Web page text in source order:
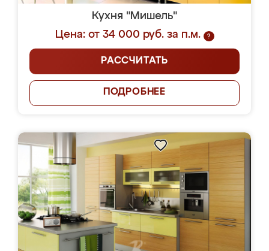
Кухня "Мишель"
Цена: от 34 000 руб. за п.м.
?
РАССЧИТАТЬ
ПОДРОБНЕЕ